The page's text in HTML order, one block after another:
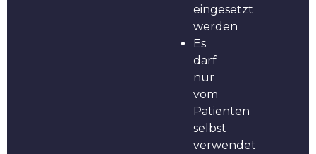
eingesetzt
werden
Es
darf
nur
vom
Patienten
selbst
verwendet